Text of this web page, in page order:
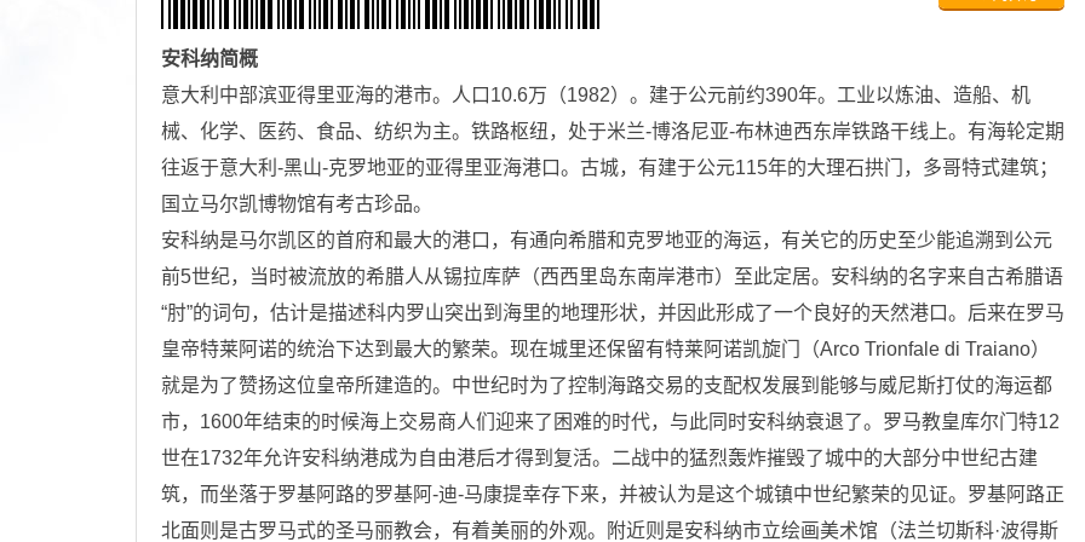
安科纳简概
意大利中部滨亚得里亚海的港市。人口10.6万（1982）。建于公元前约390年。工业以炼油、造船、机
械、化学、医药、食品、纺织为主。铁路枢纽，处于米兰-博洛尼亚-布林迪西东岸铁路干线上。有海轮定期
往返于意大利-黑山-克罗地亚的亚得里亚海港口。古城，有建于公元115年的大理石拱门，多哥特式建筑；
国立马尔凯博物馆有考古珍品。
安科纳是马尔凯区的首府和最大的港口，有通向希腊和克罗地亚的海运，有关它的历史至少能追溯到公元
前5世纪，当时被流放的希腊人从锡拉库萨（西西里岛东南岸港市）至此定居。安科纳的名字来自古希腊语
“肘”的词句，估计是描述科内罗山突出到海里的地理形状，并因此形成了一个良好的天然港口。后来在罗马
皇帝特莱阿诺的统治下达到最大的繁荣。现在城里还保留有特莱阿诺凯旋门（Arco Trionfale di Traiano）
就是为了赞扬这位皇帝所建造的。中世纪时为了控制海路交易的支配权发展到能够与威尼斯打仗的海运都
市，1600年结束的时候海上交易商人们迎来了困难的时代，与此同时安科纳衰退了。罗马教皇库尔门特12
世在1732年允许安科纳港成为自由港后才得到复活。二战中的猛烈轰炸摧毁了城中的大部分中世纪古建
筑，而坐落于罗基阿路的罗基阿-迪-马康提幸存下来，并被认为是这个城镇中世纪繁荣的见证。罗基阿路正
北面则是古罗马式的圣马丽教会，有着美丽的外观。附近则是安科纳市立绘画美术馆（法兰切斯科·波得斯